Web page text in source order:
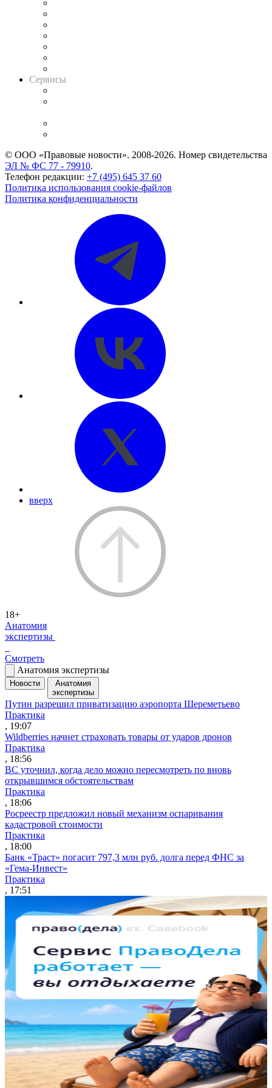
Сервисы
© ООО «Правовые новости». 2008-2026. Номер свидетельства
ЭЛ № ФС 77 - 79910.
Телефон редакции: +7 (495) 645 37 60
Политика использования cookie-файлов
Политика конфиденциальности
вверх
18+
Анатомия
экспертизы
Смотреть
Анатомия экспертизы
Новости
Анатомия
экспертизы
Путин разрешил приватизацию аэропорта Шереметьево
Практика
, 19:07
Wildberries начнет страховать товары от ударов дронов
Практика
, 18:56
ВС уточнил, когда дело можно пересмотреть по вновь
открывшимся обстоятельствам
Практика
, 18:06
Росреестр предложил новый механизм оспаривания
кадастровой стоимости
Практика
, 18:00
Банк «Траст» погасит 797,3 млн руб. долга перед ФНС за
«Гема-Инвест»
Практика
, 17:51